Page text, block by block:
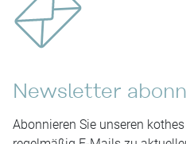
Newsletter
Abonnieren Sie unseren